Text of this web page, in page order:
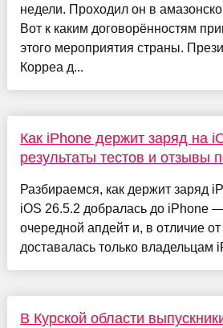
недели. Проходил он в
Вот к каким договорённостям
этого мероприятия страны.
Корреа д...
Как iPhone держит заряд на
результаты тестов и отзывы
Разбираемся, как держит заряд
iOS 26.5.2 добралась до iPhone
очередной апдейт и, в отличие
доставалась только владельцам
В Курской области